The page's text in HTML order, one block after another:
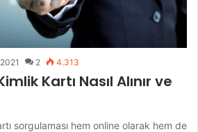
2 4.313
Kartı Nasıl Alınır ve
sorgulaması hem online olarak hem de